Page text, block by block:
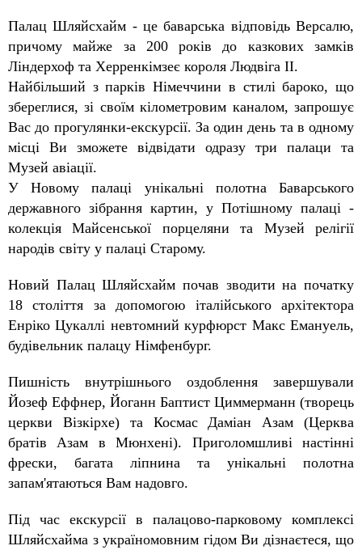
Палац Шляйсхайм - це баварська відповідь Версалю,
причому майже за 200 років до казкових замків
Ліндерхоф та Херренкімзеє короля Людвіга II.
Найбільший з парків Німеччини в стилі бароко, що
збереглися, зі своїм кілометровим каналом, запрошує
Вас до прогулянки-екскурсії. За один день та в одному
місці Ви зможете відвідати одразу три палаци та
Музей авіації.
У Новому палаці унікальні полотна Баварського
державного зібрання картин, у Потішному палаці -
колекція Майсенської порцеляни та Музей релігії
народів світу у палаці Старому.
Новий Палац Шляйсхайм почав зводити на початку
18 століття за допомогою італійського архітектора
Енріко Цукаллі невтомний курфюрст Макс Емануель,
будівельник палацу Німфенбург.
Пишність внутрішнього оздоблення завершували
Йозеф Еффнер, Йоганн Баптист Циммерманн (творець
церкви Візкірхе) та Космас Даміан Азам (Церква
братів Азам в Мюнхені). Приголомшливі настінні
фрески, багата ліпнина та унікальні полотна
запам'ятаються Вам надовго.
Під час екскурсії в палацово-парковому комплексі
Шляйсхайма з україномовним гідом Ви дізнаєтеся, що